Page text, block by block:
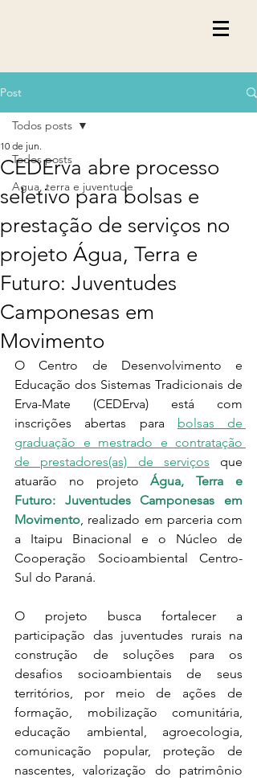
Post
Todos posts
Agua, terra e juventude
Todos posts
CEDErva abre processo
seletivo para bolsas e
prestação de serviços no
projeto Água, Terra e
Futuro: Juventudes
Camponesas em
Movimento
10 de jun.
O Centro de Desenvolvimento e
Educação dos Sistemas Tradicionais de
Erva-Mate (CEDErva) está com
inscrições abertas para bolsas de
graduação e mestrado e contratação
de prestadores(as) de serviços que
atuarão no projeto Água, Terra e
Futuro: Juventudes Camponesas em
Movimento, realizado em parceria com
a Itaipu Binacional e o Núcleo de
Cooperação Socioambiental Centro-
Sul do Paraná.
O projeto busca fortalecer a
participação das juventudes rurais na
construção de soluções para os
desafios socioambientais de seus
territórios, por meio de ações de
formação, mobilização comunitária,
educação ambiental, agroecologia,
comunicação popular, proteção de
nascentes, valorização do patrimônio